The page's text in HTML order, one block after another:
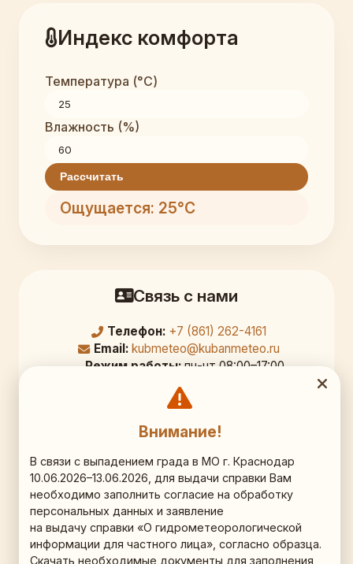
Индекс комфорта
Температура (°C)
Влажность (%)
Рассчитать
Ощущается: 25°C
Связь с нами
Телефон: +7 (861) 262-4161
Email: kubmeteo@kubanmeteo.ru
Режим работы:пн-чт 08:00–17:00,
перерыв 12:00–12:45; пт 08:00–16:00
Официальный адрес
350000, г. Краснодар,
ул. Рашпилевская д. 36, 9 этаж, кб. 903
Схема проезда (Яндекс.Карты)
Наши соц.сети
Внимание!
В связи с выпадением града в МО г. Краснодар
10.06.2026–13.06.2026, для выдачи справки Вам
необходимо заполнить согласие на обработку
персональных данных и заявление
на выдачу справки «О гидрометеорологической
информации для частного лица», согласно образца.
Скачать необходимые документы для заполнения